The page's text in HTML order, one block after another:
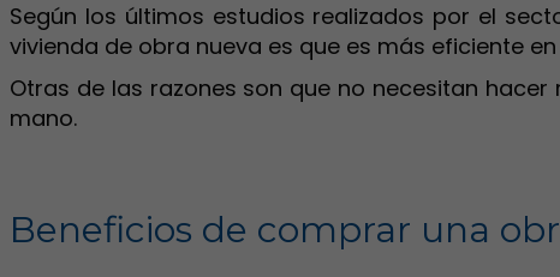
Según los últimos estudios realizados por el
vivienda de obra nueva es que es más eficiente
Otras de las razones son que no necesitan
mano.
Beneficios de comprar una